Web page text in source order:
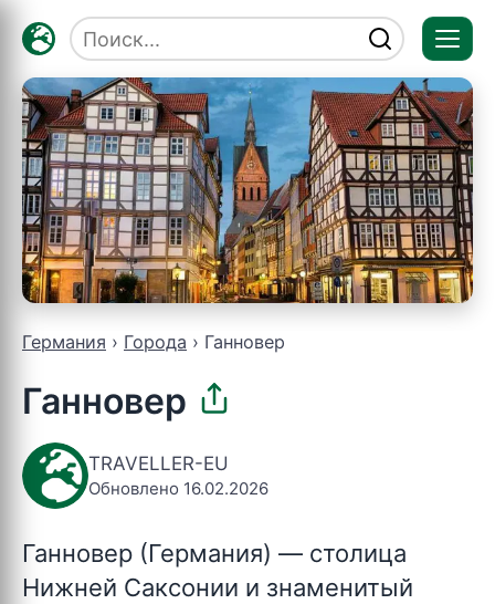
Германия Города Ганновер
Ганновер
TRAVELLER-EU
Обновлено 16.02.2026
Ганновер (Германия) — столица
Нижней Саксонии и знаменитый